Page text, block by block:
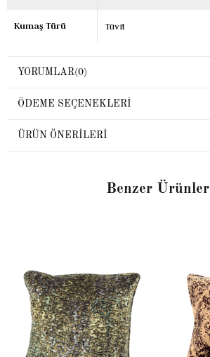
Kumaş Türü Tüvit
YORUMLAR(0)
ÖDEME SEÇENEKLERI
ÜRÜN ÖNERILERI
Benzer Ürünler